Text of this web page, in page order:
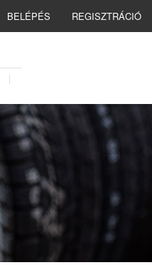
BELÉPÉS REGISZTRÁCIÓ